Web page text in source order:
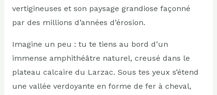
vertigineuses et son paysage grandiose façonné
par des millions d’années d’érosion.
Imagine un peu : tu te tiens au bord d’un
immense amphithéâtre naturel, creusé dans le
plateau calcaire du Larzac. Sous tes yeux s’étend
une vallée verdoyante en forme de fer à cheval,